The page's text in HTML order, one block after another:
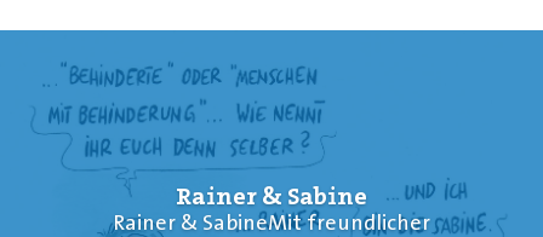
Rainer & Sabine
Rainer & SabineMit freundlicher